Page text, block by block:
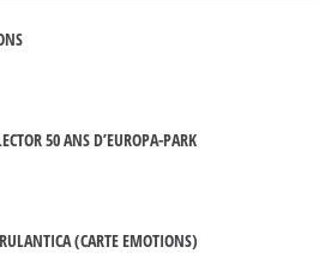
50 ANS D’EUROPA-PARK
(CARTE EMOTIONS)